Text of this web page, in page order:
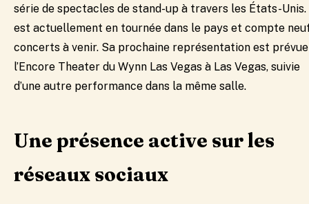
série de spectacles de stand-up à travers les États-Unis.
est actuellement en tournée dans le pays et compte
concerts à venir. Sa prochaine représentation est
l’Encore Theater du Wynn Las Vegas à Las Vegas, suivie
d’une autre performance dans la même salle. ​
Une présence active sur les
réseaux sociaux